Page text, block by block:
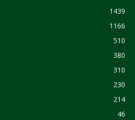
1439
1166
510
380
310
230
214
46